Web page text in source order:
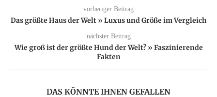
vorheriger Beitrag
Das größte Haus der Welt » Luxus und Größe im Vergleich
nächster Beitrag
Wie groß ist der größte Hund der Welt? » Faszinierende
Fakten
DAS KÖNNTE IHNEN GEFALLEN